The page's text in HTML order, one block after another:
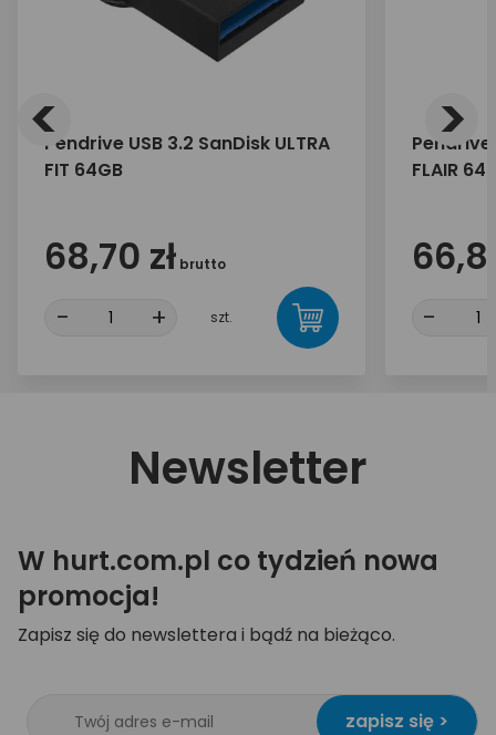
Pendrive USB 3.2 SanDisk ULTRA
FIT 64GB
68,70 zł brutto
- + szt.
Pendrive
FLAIR
-
< >
Newsletter
W hurt.com.pl co tydzień nowa
promocja!
Zapisz się do newslettera i bądź na bieżąco.
zapisz się >